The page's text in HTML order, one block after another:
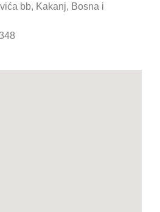
bb, Kakanj, Bosna i